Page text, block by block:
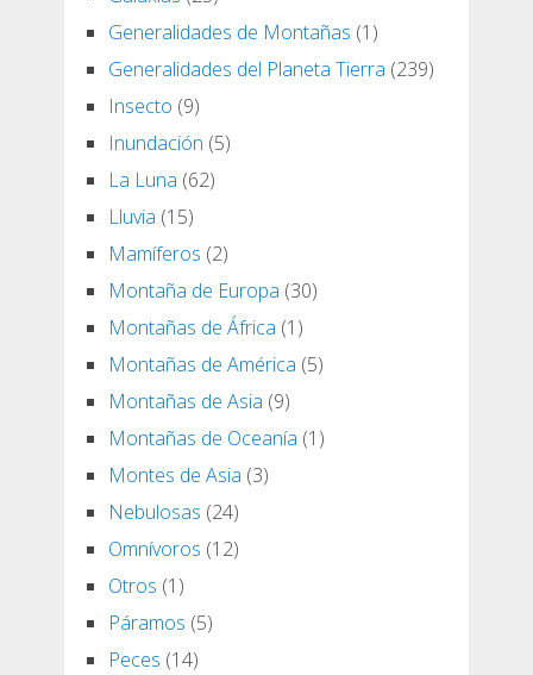
Generalidades de Montañas (1)
Generalidades del Planeta Tierra (239)
Insecto (9)
Inundación (5)
La Luna (62)
Lluvia (15)
Mamíferos (2)
Montaña de Europa (30)
Montañas de África (1)
Montañas de América (5)
Montañas de Asia (9)
Montañas de Oceanía (1)
Montes de Asia (3)
Nebulosas (24)
Omnívoros (12)
Otros (1)
Páramos (5)
Peces (14)